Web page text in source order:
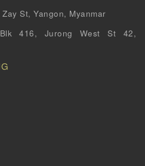
St, Yangon, Myanmar
416, Jurong West St 42,